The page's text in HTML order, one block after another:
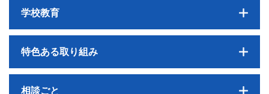
学校教育
特色ある取り組み
相談ごと